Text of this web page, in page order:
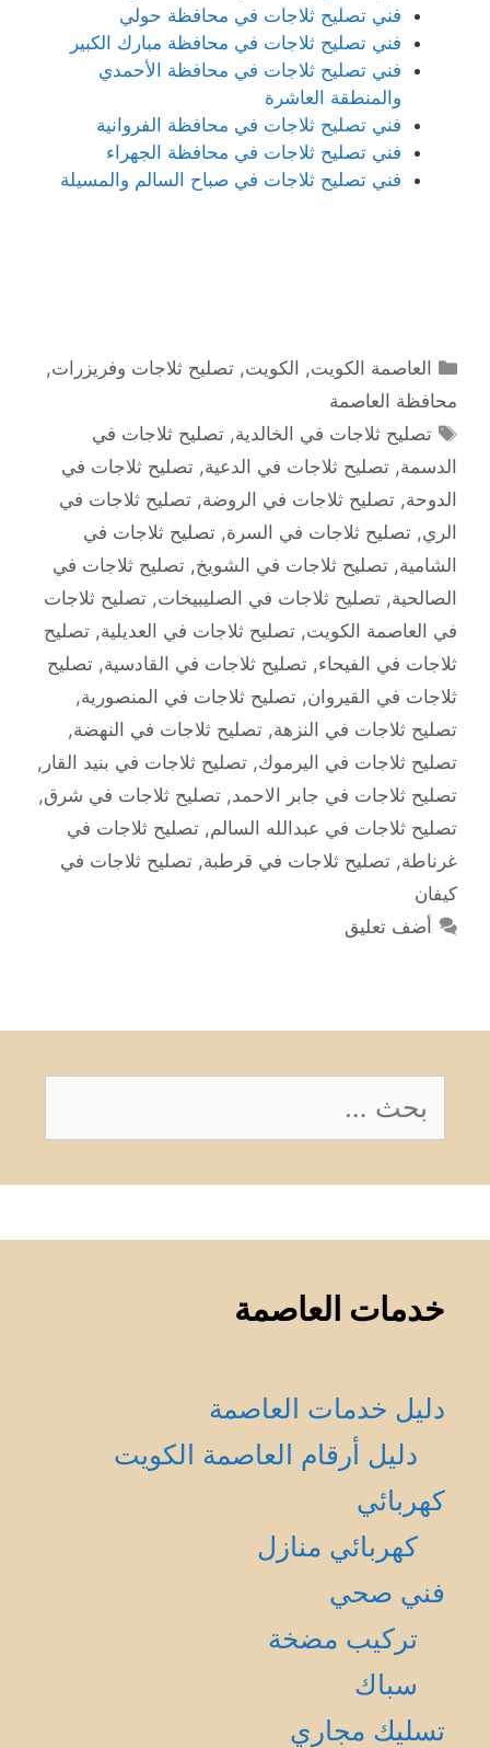
فني تصليح ثلاجات في محافظة حولي
فني تصليح ثلاجات في محافظة مبارك الكبير
فني تصليح ثلاجات في محافظة الأحمدي
والمنطقة العاشرة
فني تصليح ثلاجات في محافظة الفروانية
فني تصليح ثلاجات في محافظة الجهراء
فني تصليح ثلاجات في صباح السالم والمسيلة
التصنيفات
العاصمة الكويت, الكويت,تصليح ثلاجات وفريزرات,
محافظة العاصمة
الوسوم
تصليح ثلاجات في الخالدية,تصليح ثلاجات في
الدسمة, تصليح ثلاجات في الدعية, تصليح ثلاجات في
الدوحة, تصليح ثلاجات في الروضة, تصليح ثلاجات في
الري, تصليح ثلاجات في السرة, تصليح ثلاجات في
الشامية, تصليح ثلاجات في الشويخ, تصليح ثلاجات في
الصالحية, تصليح ثلاجات في الصليبيخات, تصليح ثلاجات
في العاصمة الكويت, تصليح ثلاجات في العديلية, تصليح
ثلاجات في الفيحاء, تصليح ثلاجات في القادسية, تصليح
ثلاجات في القيروان, تصليح ثلاجات في المنصورية,
تصليح ثلاجات في النزهة, تصليح ثلاجات في النهضة,
تصليح ثلاجات في اليرموك, تصليح ثلاجات في بنيد القار ,
تصليح ثلاجات في جابر الاحمد, تصليح ثلاجات في شرق,
تصليح ثلاجات في عبدالله السالم, تصليح ثلاجات في
غرناطة, تصليح ثلاجات في قرطبة, تصليح ثلاجات في
كيفان
أضف تعليق
البحث
عن:
خدمات العاصمة
دليل خدمات العاصمة
دليل أرقام العاصمة الكويت
كهربائي
كهربائي منازل
فني صحي
تركيب مضخة
سباك
تسليك مجاري